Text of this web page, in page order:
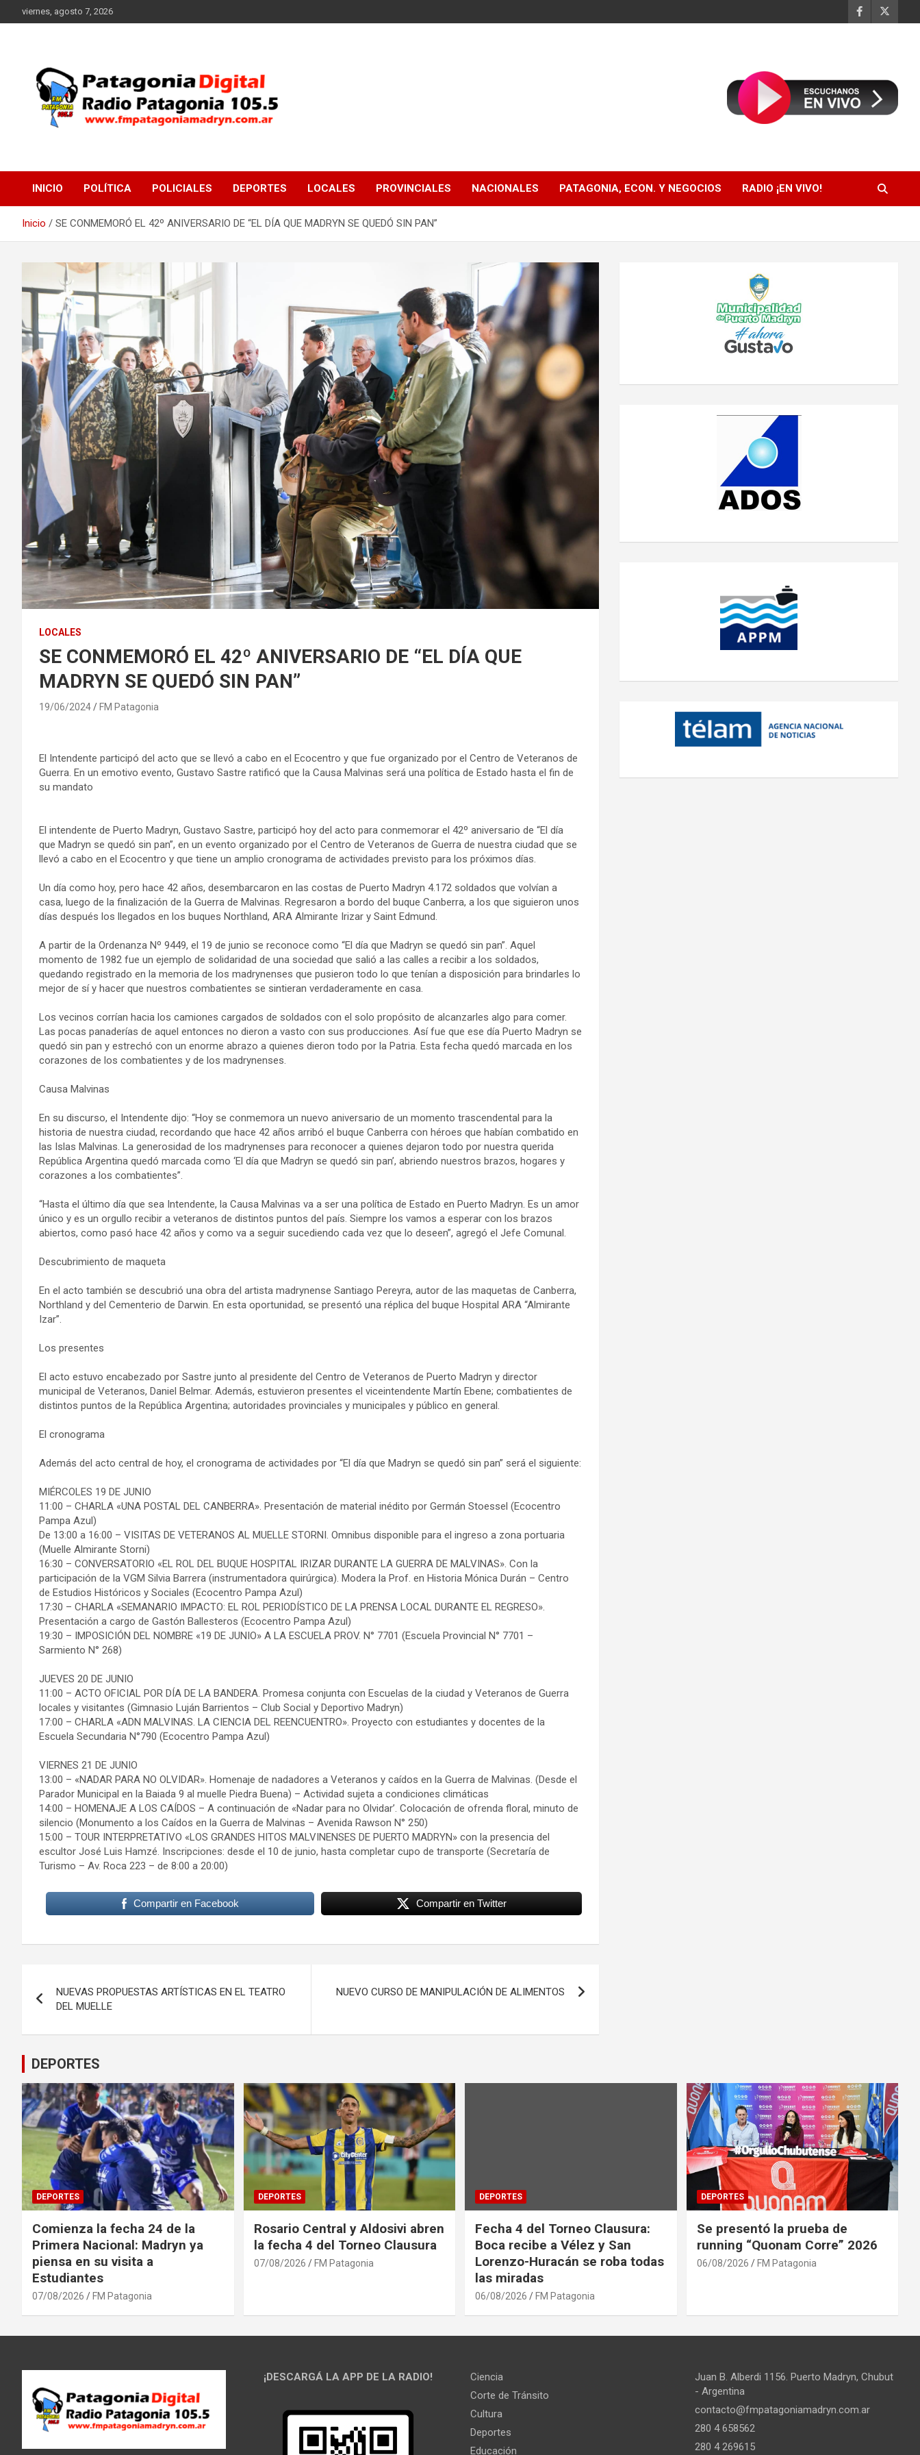
al
viernes, agosto 7, 2026
FM Patagonia Madryn
INICIO POLÍTICA POLICIALES DEPORTES LOCALES PROVINCIALES NACIONALES PATAGONIA, ECON. Y NEGOCIOS RADIO ¡EN VIVO!
Inicio SE CONMEMORÓ EL 42º ANIVERSARIO DE “EL DÍA QUE MADRYN SE QUEDÓ SIN PAN”
LOCALES
SE CONMEMORÓ EL 42º ANIVERSARIO DE “EL DÍA QUE
MADRYN SE QUEDÓ SIN PAN”
19/06/2024 FM Patagonia
El Intendente participó del acto que se llevó a cabo en el Ecocentro y que fue organizado por el Centro de Veteranos de
Guerra. En un emotivo evento, Gustavo Sastre ratificó que la Causa Malvinas será una política de Estado hasta el fin de
su mandato
El intendente de Puerto Madryn, Gustavo Sastre, participó hoy del acto para conmemorar el 42º aniversario de “El día
que Madryn se quedó sin pan”, en un evento organizado por el Centro de Veteranos de Guerra de nuestra ciudad que se
llevó a cabo en el Ecocentro y que tiene un amplio cronograma de actividades previsto para los próximos días.
Un día como hoy, pero hace 42 años, desembarcaron en las costas de Puerto Madryn 4.172 soldados que volvían a
casa, luego de la finalización de la Guerra de Malvinas. Regresaron a bordo del buque Canberra, a los que siguieron unos
días después los llegados en los buques Northland, ARA Almirante Irizar y Saint Edmund.
A partir de la Ordenanza Nº 9449, el 19 de junio se reconoce como “El día que Madryn se quedó sin pan”. Aquel
momento de 1982 fue un ejemplo de solidaridad de una sociedad que salió a las calles a recibir a los soldados,
quedando registrado en la memoria de los madrynenses que pusieron todo lo que tenían a disposición para brindarles lo
mejor de sí y hacer que nuestros combatientes se sintieran verdaderamente en casa.
Los vecinos corrían hacia los camiones cargados de soldados con el solo propósito de alcanzarles algo para comer.
Las pocas panaderías de aquel entonces no dieron a vasto con sus producciones. Así fue que ese día Puerto Madryn se
quedó sin pan y estrechó con un enorme abrazo a quienes dieron todo por la Patria. Esta fecha quedó marcada en los
corazones de los combatientes y de los madrynenses.
Causa Malvinas
En su discurso, el Intendente dijo: “Hoy se conmemora un nuevo aniversario de un momento trascendental para la
historia de nuestra ciudad, recordando que hace 42 años arribó el buque Canberra con héroes que habían combatido en
las Islas Malvinas. La generosidad de los madrynenses para reconocer a quienes dejaron todo por nuestra querida
República Argentina quedó marcada como ‘El día que Madryn se quedó sin pan’, abriendo nuestros brazos, hogares y
corazones a los combatientes”.
“Hasta el último día que sea Intendente, la Causa Malvinas va a ser una política de Estado en Puerto Madryn. Es un amor
único y es un orgullo recibir a veteranos de distintos puntos del país. Siempre los vamos a esperar con los brazos
abiertos, como pasó hace 42 años y como va a seguir sucediendo cada vez que lo deseen”, agregó el Jefe Comunal.
Descubrimiento de maqueta
En el acto también se descubrió una obra del artista madrynense Santiago Pereyra, autor de las maquetas de Canberra,
Northland y del Cementerio de Darwin. En esta oportunidad, se presentó una réplica del buque Hospital ARA “Almirante
Izar”.
Los presentes
El acto estuvo encabezado por Sastre junto al presidente del Centro de Veteranos de Puerto Madryn y director
municipal de Veteranos, Daniel Belmar. Además, estuvieron presentes el viceintendente Martín Ebene; combatientes de
distintos puntos de la República Argentina; autoridades provinciales y municipales y público en general.
El cronograma
Además del acto central de hoy, el cronograma de actividades por “El día que Madryn se quedó sin pan” será el siguiente:
MIÉRCOLES 19 DE JUNIO
11:00 – CHARLA «UNA POSTAL DEL CANBERRA». Presentación de material inédito por Germán Stoessel (Ecocentro
Pampa Azul)
De 13:00 a 16:00 – VISITAS DE VETERANOS AL MUELLE STORNI. Omnibus disponible para el ingreso a zona portuaria
(Muelle Almirante Storni)
16:30 – CONVERSATORIO «EL ROL DEL BUQUE HOSPITAL IRIZAR DURANTE LA GUERRA DE MALVINAS». Con la
participación de la VGM Silvia Barrera (instrumentadora quirúrgica). Modera la Prof. en Historia Mónica Durán – Centro
de Estudios Históricos y Sociales (Ecocentro Pampa Azul)
17:30 – CHARLA «SEMANARIO IMPACTO: EL ROL PERIODÍSTICO DE LA PRENSA LOCAL DURANTE EL REGRESO».
Presentación a cargo de Gastón Ballesteros (Ecocentro Pampa Azul)
19:30 – IMPOSICIÓN DEL NOMBRE «19 DE JUNIO» A LA ESCUELA PROV. N° 7701 (Escuela Provincial N° 7701 –
Sarmiento N° 268)
JUEVES 20 DE JUNIO
11:00 – ACTO OFICIAL POR DÍA DE LA BANDERA. Promesa conjunta con Escuelas de la ciudad y Veteranos de Guerra
locales y visitantes (Gimnasio Luján Barrientos – Club Social y Deportivo Madryn)
17:00 – CHARLA «ADN MALVINAS. LA CIENCIA DEL REENCUENTRO». Proyecto con estudiantes y docentes de la
Escuela Secundaria N°790 (Ecocentro Pampa Azul)
VIERNES 21 DE JUNIO
13:00 – «NADAR PARA NO OLVIDAR». Homenaje de nadadores a Veteranos y caídos en la Guerra de Malvinas. (Desde el
Parador Municipal en la Baiada 9 al muelle Piedra Buena) – Actividad sujeta a condiciones climáticas
14:00 – HOMENAJE A LOS CAÍDOS – A continuación de «Nadar para no Olvidar’. Colocación de ofrenda floral, minuto de
silencio (Monumento a los Caídos en la Guerra de Malvinas – Avenida Rawson N° 250)
15:00 – TOUR INTERPRETATIVO «LOS GRANDES HITOS MALVINENSES DE PUERTO MADRYN» con la presencia del
escultor José Luis Hamzé. Inscripciones: desde el 10 de junio, hasta completar cupo de transporte (Secretaría de
Turismo – Av. Roca 223 – de 8:00 a 20:00)
Compartir en Facebook Compartir en Twitter
de
entradas
NUEVAS PROPUESTAS ARTÍSTICAS EN EL TEATRO
DEL MUELLE
NUEVO CURSO DE MANIPULACIÓN DE ALIMENTOS
DEPORTES
DEPORTES
Comienza la fecha 24 de la
Primera Nacional: Madryn ya
piensa en su visita a
Estudiantes
07/08/2026 FM Patagonia
DEPORTES
Rosario Central y Aldosivi abren
la fecha 4 del Torneo Clausura
07/08/2026 FM Patagonia
DEPORTES
Fecha 4 del Torneo Clausura:
Boca recibe a Vélez y San
Lorenzo-Huracán se roba todas
las miradas
06/08/2026 FM Patagonia
DEPORTES
Se presentó la prueba de
running “Quonam Corre” 2026
06/08/2026 FM Patagonia
¡DESCARGÁ LA APP DE LA RADIO!
Ciencia
Corte de Tránsito
Cultura
Deportes
Educación
Juan B. Alberdi 1156. Puerto Madryn, Chubut
- Argentina
contacto@fmpatagoniamadryn.com.ar
280 4 658562
280 4 269615